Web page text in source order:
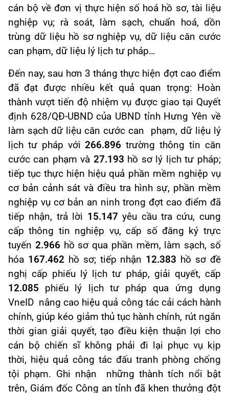
cán bộ về đơn vị thực hiện số hoá hồ sơ, tài liệu
nghiệp vụ; rà soát, làm sạch, chuẩn hoá, dồn
trùng dữ liệu hồ sơ nghiệp vụ, dữ liệu căn cước
can phạm, dữ liệu lý lịch tư pháp…
Đến nay, sau hơn 3 tháng thực hiện đợt cao điểm
đã đạt được nhiều kết quả quan trọng: Hoàn
thành vượt tiến độ nhiệm vụ được giao tại Quyết
định 628/QĐ-UBND của UBND tỉnh Hưng Yên về
làm sạch dữ liệu căn cước can phạm, dữ liệu lý
lịch tư pháp với266.896 trường thông tin căn
cước can phạm và 27.193 hồ sơ lý lịch tư pháp;
tiếp tục thực hiện hiệu quả phần mềm nghiệp vụ
cơ bản cảnh sát và điều tra hình sự, phần mềm
nghiệp vụ cơ bản an ninh trong đợt cao điểm đã
tiếp nhận, trả lời 15.147 yêu cầu tra cứu, cung
cấp thông tin nghiệp vụ, cấp số đăng ký trực
tuyến 2.966hồ sơ qua phần mềm, làm sạch, số
hóa 167.462hồ sơ; tiếp nhận 12.383 hồ sơ đề
nghị cấp phiếu lý lịch tư pháp, giải quyết, cấp
12.085 phiếu lý lịch tư pháp qua ứng dụng
VneID nâng cao hiệu quả công tác cải cách hành
chính, giúp kéo giảm thủ tục hành chính, rút ngắn
thời gian giải quyết, tạo điều kiện thuận lợi cho
cán bộ chiến sĩ không phải đi lại phục vụ kịp
thời, hiệu quả công tác đấu tranh phòng chống
tội phạm. Ghi nhận những thành tích nổi bật
trên, Giám đốc Công an tỉnh đã khen thưởng đột